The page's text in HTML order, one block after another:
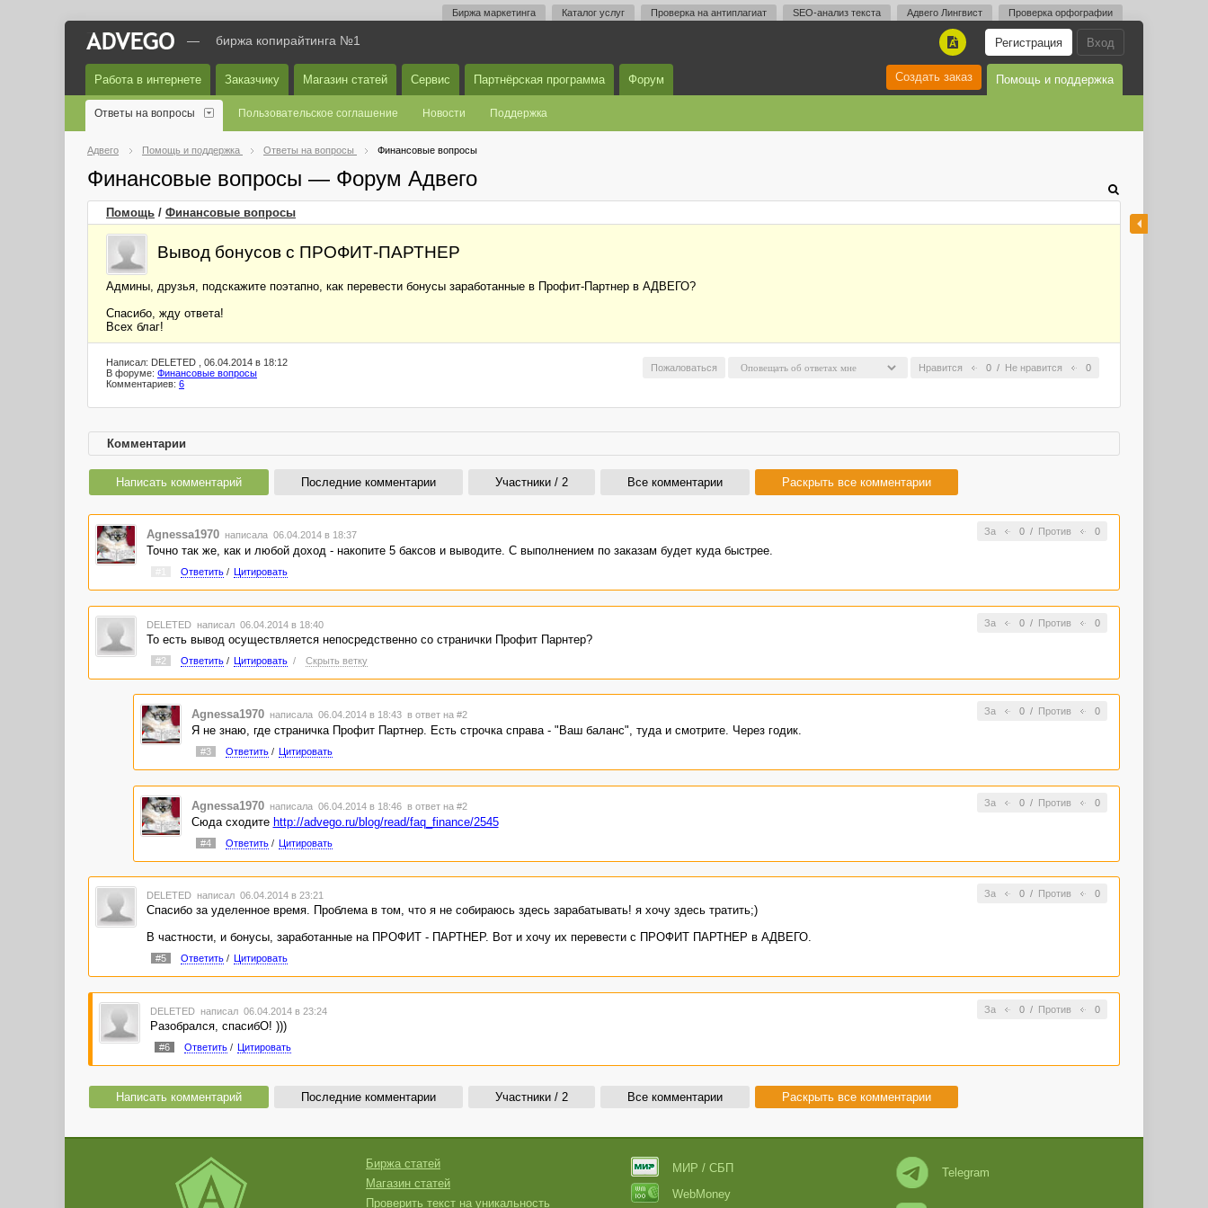
Биржа маркетинга Каталог услуг Проверка на антиплагиат SEO-анализ текста Адвего Лингвист Проверка орфографии
Вход
Регистрация
A
— биржа копирайтинга №1
Работа в интернете Заказчику Магазин статей Сервис Партнёрская программа Форум Помощь и поддержка
Создать заказ
Ответы на вопросы Пользовательское соглашение Новости Поддержка
Адвего Помощь и поддержка Ответы на вопросы Финансовые вопросы
Финансовые вопросы — Форум Адвего
Помощь / Финансовые вопросы
Вывод бонусов с ПРОФИТ-ПАРТНЕР
Админы, друзья, подскажите поэтапно, как перевести бонусы заработанные в Профит-Партнер в АДВЕГО?
Спасибо, жду ответа!
Всех благ!
Нравится 0 / Не нравится 0
Пожаловаться
Написал: DELETED , 06.04.2014 в 18:12
В форуме: Финансовые вопросы
Комментариев: 6
Комментарии
Написать комментарий Последние комментарии Участники / 2 Все комментарии Раскрыть все комментарии
За 0/ Против 0
Agnessa1970 написала 06.04.2014 в 18:37
Точно так же, как и любой доход - накопите 5 баксов и выводите. С выполнением по заказам будет куда быстрее.
Ответить/ Цитировать
За 0/ Против 0
DELETED написал 06.04.2014 в 18:40
То есть вывод осуществляется непосредственно со странички Профит Парнтер?
#2 Ответить/ Цитировать / Скрыть ветку
За 0/ Против 0
Agnessa1970 написала 06.04.2014 в 18:43 в ответ на #2
Я не знаю, где страничка Профит Партнер. Есть строчка справа - "Ваш баланс", туда и смотрите. Через годик.
#3 Ответить/ Цитировать
За 0/ Против 0
Agnessa1970 написала 06.04.2014 в 18:46 в ответ на #2
Сюда сходите http://advego.ru/blog/read/faq_finance/2545
#4 Ответить/ Цитировать
За 0/ Против 0
DELETED написал 06.04.2014 в 23:21
Спасибо за уделенное время. Проблема в том, что я не собираюсь здесь зарабатывать! я хочу здесь тратить;)
В частности, и бонусы, заработанные на ПРОФИТ - ПАРТНЕР. Вот и хочу их перевести с ПРОФИТ ПАРТНЕР в АДВЕГО.
#5 Ответить/ Цитировать
За 0/ Против 0
DELETED написал 06.04.2014 в 23:24
Разобрался, спасибО! )))
#6 Ответить/ Цитировать
Написать комментарий Последние комментарии Участники / 2 Все комментарии Раскрыть все комментарии
Биржа статей
Магазин статей
Проверить текст на уникальность
МИР / СБП
WebMoney
Telegram